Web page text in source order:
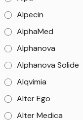
Alpecin
AlphaMed
Alphanova
Alphanova Solide
Alqvimia
Alter Ego
Alter Medica